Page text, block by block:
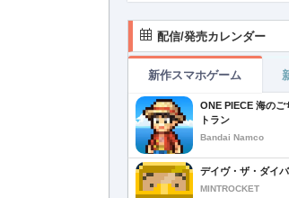
配信/発売カレンダー
新作スマホゲーム
ONE PIECE 海のご
トラン
Bandai Namco
デイヴ・ザ・ダイ
MINTROCKET